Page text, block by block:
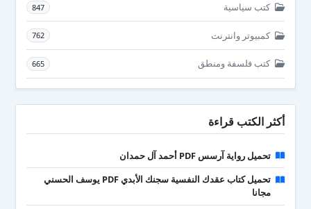
كتب سياسية 847
كمبيوتر وانترنت 762
كتب فلسفة ومنطق 665
أكثر الكتب قراءة
تحميل رواية آرسس PDF أحمد آل حمدان
تحميل كتاب عقدك النفسية سجنك الأبدي PDF يوسف الحسني
مجانا